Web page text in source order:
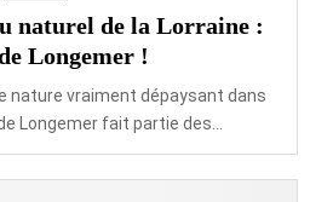
naturel de la Lorraine :
Longemer !
nature vraiment dépaysant dans
Longemer fait partie des...